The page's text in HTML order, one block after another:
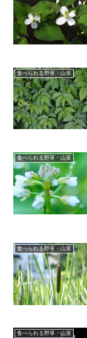
食べられる野草・山菜
食べられる野草・山菜
食べられる野草・山菜
食べられる野草・山菜